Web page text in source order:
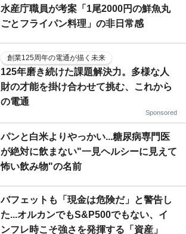
水産庁職員が考案「1尾2000円の鮮魚丸
ごとフライパン料理」の非日常感
創業125周年の電通が描く未来
125年磨き続けた課題解決力。多様な人
財の才能を掛け合わせて挑む、これから
の電通
Sponsored
パンと白米よりやっかい...糖尿病専門医
が絶対に飲まない"一見ヘルシーに見えて
怖い飲み物"の名前
バフェットも「現金は危険だ」と警告し
た...オルカンでもS&P500でもない、イ
ンフレ時こそ強さを発揮する「資産」